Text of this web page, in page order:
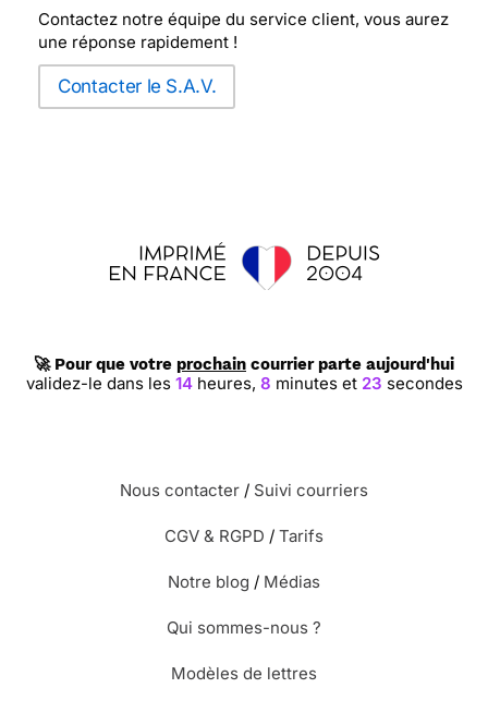
Contactez notre équipe du service client, vous aurez
une réponse rapidement !
Contacter le S.A.V.
🚀 Pour que votre prochain courrier parte aujourd'hui
validez-le dans les 14 heures, 8 minutes et 22 secondes
Nous contacter / Suivi courriers
CGV & RGPD / Tarifs
Notre blog / Médias
Qui sommes-nous ?
Modèles de lettres